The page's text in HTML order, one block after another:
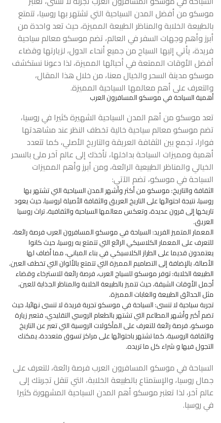
موسكو من أفضل المدن السياحية التي تشتهر بها روسيا، تتمتع
بالطبيعة الخلابة والمناظر الطبيعة المميزة، حيث تعد واحدة من
أبرز وأهم وجهات السفر في العالم، تضم موسكو معالم سياحية
فريدة، يأتي إليها السياح من جميع أنحاء الدول، لزيارتها وقضاء
أفضل الأوقات الممتعة في أحيائها المميزة، لذا دعونا نستكشف
موسكو مدينة السحر والخيال معنا، من خلال هذا المقال،
والتعرف على أهم معالمها السياحية المميزة.
أهمية السياحة في موسكو المسافرون العرب
تعد موسكو من أهم المدن السياحية الشهيرة كثيرا في روسيا،
تضم موسكو معالم سياحية خالية تخطف النظر عند مشاهدتها
فوارا، تجمع بين الثقافة العريقة والتاريخ الأصلي، كما تتعدد
أهمية ومميزات السياحة بداخلها، تأخذك إلى عالم آخر ملئ بالسحر
الخيالي والمناظر الطبيعية الرائعة، ومن أبرز وأهم المميزات
السياحة في موسكو، تضم الآتي:
الثقافة والتاريخ: موسكو من أكثر وأشهر المدن السياحية التي تشتهر بها
روسيا، نتيجة احتوائها على التاريخ العريق والثقافة الأصيلة لروسيا، حيث يعود
تاريخها إلى قرون عديدة، وتعكس معالمها السياحية والثقافية، تراث روسيا
العريق.
المعمار المتميز الفريد: السياحة في موسكو المسافرون العرب فرصة رائعة،
للتعرف على المعمار الكلاسيكي الرائع التي تتمتع به روسيا، حيث كانوا
يعتمدون قديما على الطراز الكلاسيكي في بناء المباني، مما أضاف لها
الأصالة، بالإضافة إلى التصاميم المميزة التي تتمتع بالألوان التي تخطف العين.
الطبيعة الخلابة: توفر موسكو للسياح العرب، فرصة رائعة للاسترخاء وقضاء
أجمل الأوقات الشيقة، حيث تتميز بالطبيعة الخلابة والمناظر الجذابة للعين،
مثل الحدائق الطبيعة والغابات المميزة.
تجربة سياحية لا تنسى: السياحة في موسكو تجربة فريدة لا تنسى نهائيا، حيث
تضم أكبر وأشهر المطاعم التي تشتهر بالطعام الروسي التقليدي، فتعبر زيارة
موسكو، فرصة رائعة للتعرف على المأكولات الروسية التي تعبر عن التاريخ
والثقافة الروسية، كما تشتهر باحتوائها على مراكز تسوق متعددة، يمكنك
التجول فيها و شراء كل ما تريده.
السياحة في موسكو المسافرون العرب فرصة رائعة، للتعرف على
جمال روسيا، والإستمتاع بالطبيعة الخلابة، التي تنقل تجربتك إلى
عالم آخر، لذا تعتبر موسكو أهم المدن السياحية المشهورة كثيرا
في روسيا.